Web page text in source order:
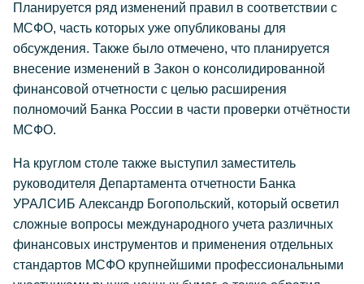
Планируется ряд изменений правил в соответствии с
МСФО, часть которых уже опубликованы для
обсуждения. Также было отмечено, что планируется
внесение изменений в Закон о консолидированной
финансовой отчетности с целью расширения
полномочий Банка России в части проверки отчётности
МСФО.
На круглом столе также выступил заместитель
руководителя Департамента отчетности Банка
УРАЛСИБ Александр Богопольский, который осветил
сложные вопросы международного учета различных
финансовых инструментов и применения отдельных
стандартов МСФО крупнейшими профессиональными